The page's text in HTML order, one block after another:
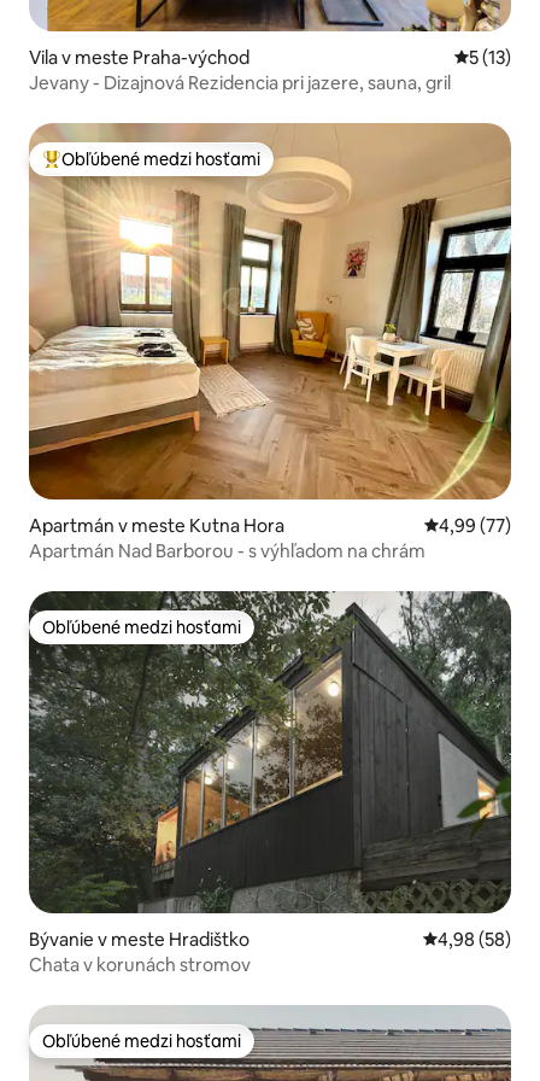
Vila v meste Praha-východ
5 (13)
Jevany - Dizajnová Rezidencia pri jazere, sauna, gril
Najobľúbenejšie medzi hosťami
Obľúbené medzi hosťami
Apartmán v meste Kutna Hora Priemerné
4,99 (77)
Apartmán Nad Barborou - s výhľadom na chrám
Obľúbené medzi hosťami
Obľúbené medzi hosťami
Bývanie v meste Hradištko Priemerné
4,98 (58)
Chata v korunách stromov
Obľúbené medzi hosťami
Obľúbené medzi hosťami